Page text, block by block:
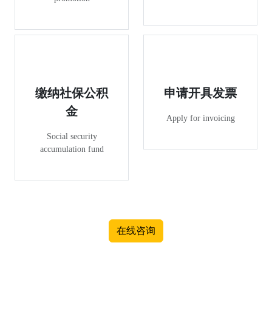
缴纳社保公积
金
Social security
accumulation fund
申请开具发票
Apply for invoicing
在线咨询